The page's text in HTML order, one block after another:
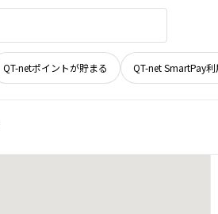
QT-netポイントが貯まる QT-net SmartPay